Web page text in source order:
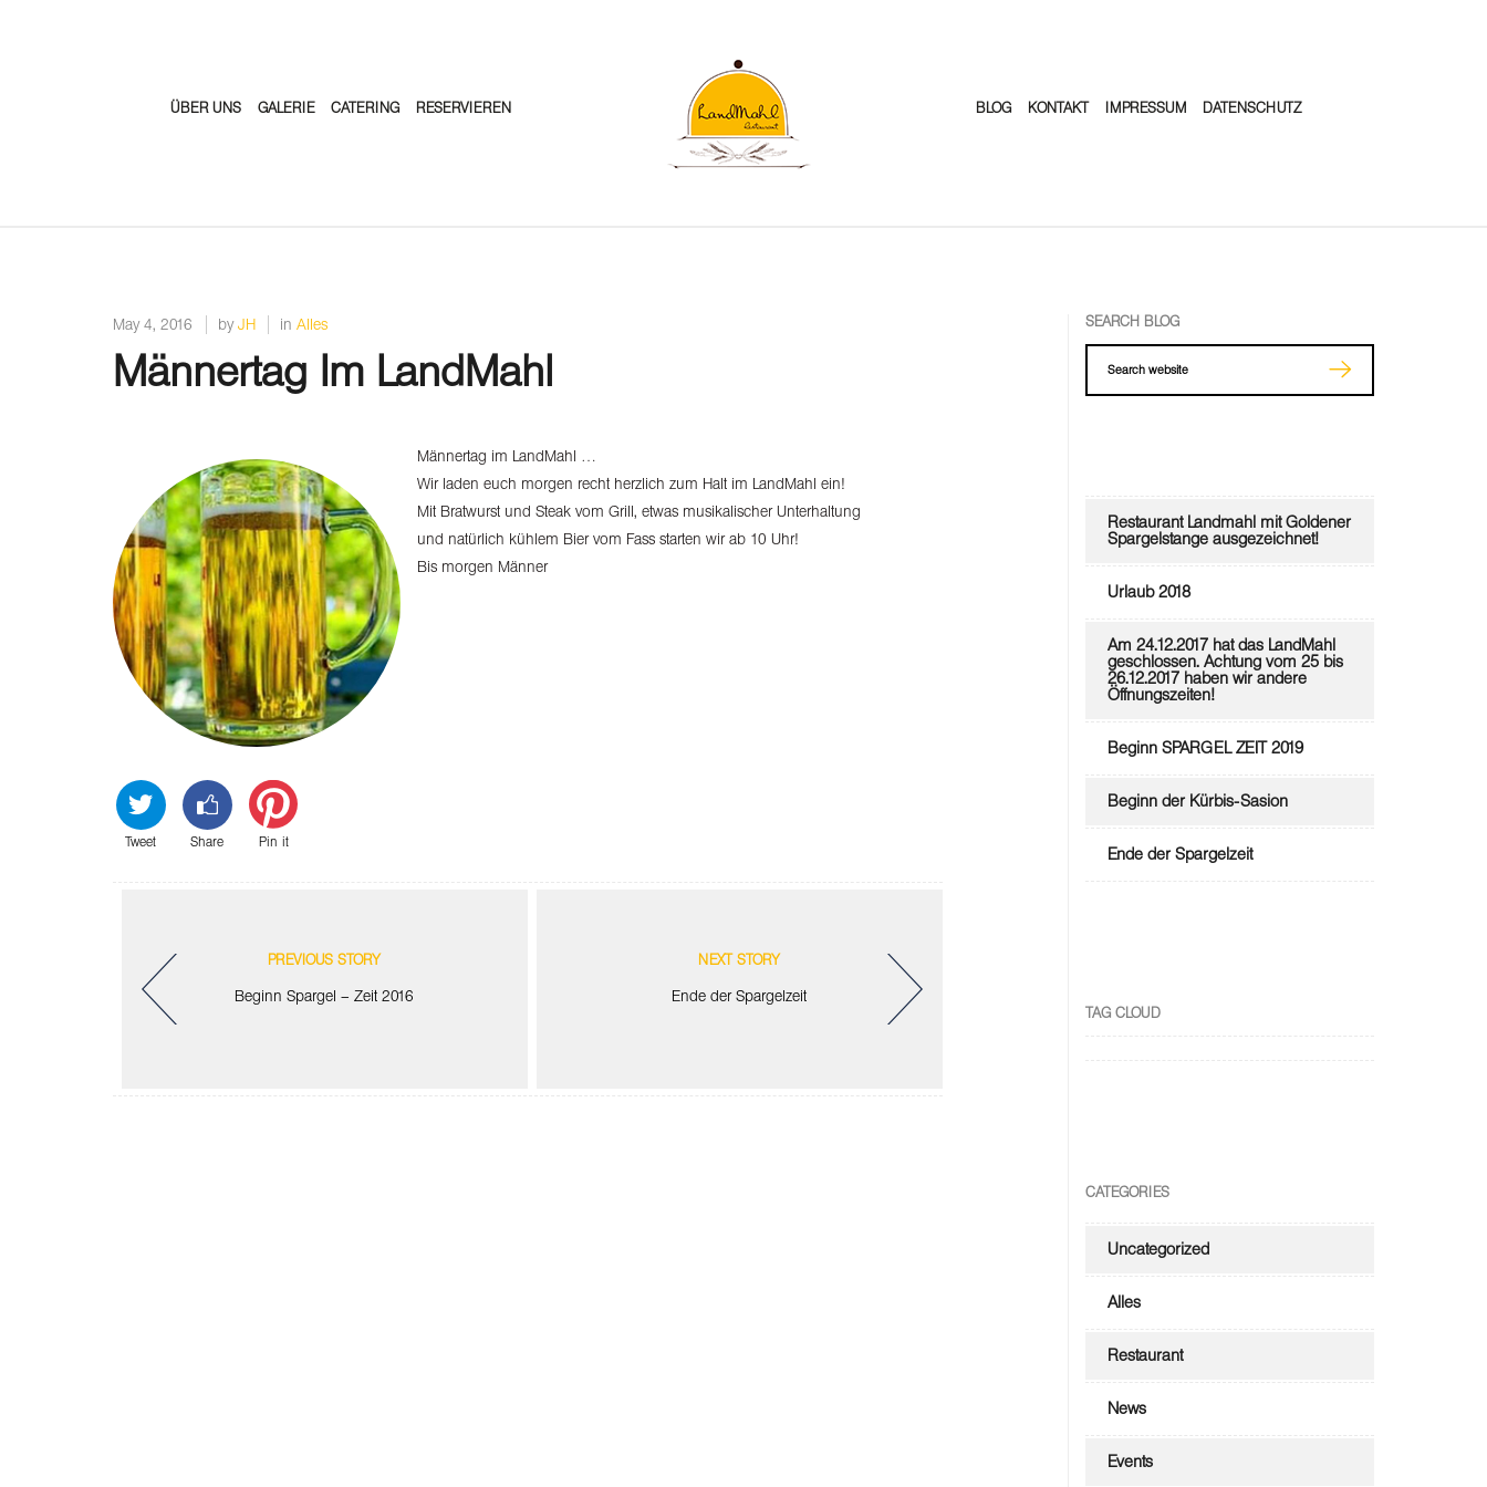
ÜBER UNS GALERIE CATERING RESERVIEREN BLOG KONTAKT IMPRESSUM DATENSCHUTZ
May 4, 2016 byJH in Alles
Männertag Im LandMahl
Männertag im LandMahl …
Wir laden euch morgen recht herzlich zum Halt im LandMahl ein!
Mit Bratwurst und Steak vom Grill, etwas musikalischer Unterhaltung
und natürlich kühlem Bier vom Fass starten wir ab 10 Uhr!
Bis morgen Männer
Tweet Share Pin it
PREVIOUS STORY
Beginn Spargel – Zeit 2016
NEXT STORY
Ende der Spargelzeit
SEARCH BLOG
Restaurant Landmahl mit Goldener
Spargelstange ausgezeichnet!
Urlaub 2018
Am 24.12.2017 hat das LandMahl
geschlossen. Achtung vom 25 bis
26.12.2017 haben wir andere
Öffnungszeiten!
Beginn SPARGEL ZEIT 2019
Beginn der Kürbis-Sasion
Ende der Spargelzeit
TAG CLOUD
CATEGORIES
Uncategorized
Alles
Restaurant
News
Events